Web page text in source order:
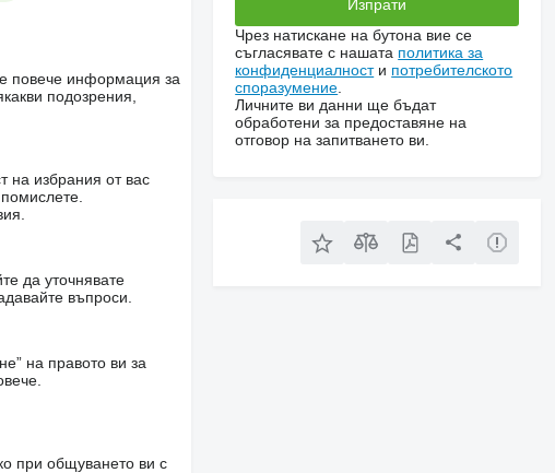
повече информация за
подозрения,
на избрания от вас
да уточнявате
въпроси.
на правото ви за
при общуването ви с
Чрез натискане на бутона вие се
съгласявате с нашата политика за
конфиденциалности потребителското
споразумение
Личните ви данни ще бъдат
обработени за предоставяне на
отговор на запитването ви.